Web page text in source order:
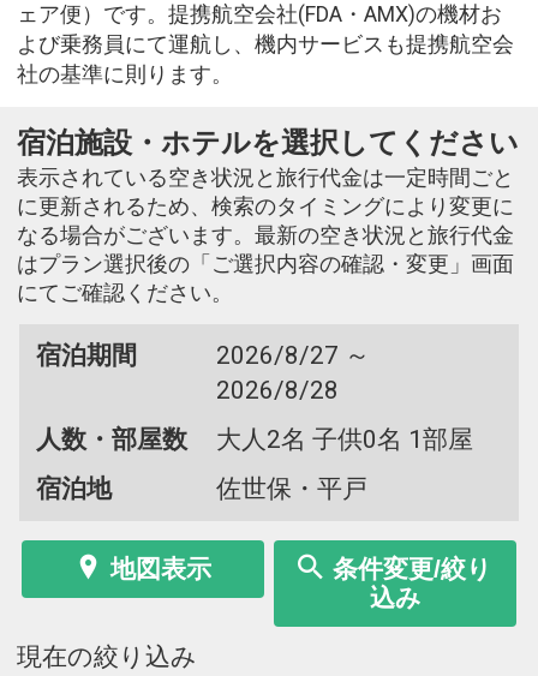
ェア便）です。提携航空会社(FDA・AMX)の機材お
よび乗務員にて運航し、機内サービスも提携航空会
社の基準に則ります。
宿泊施設・ホテルを選択してください
表示されている空き状況と旅行代金は一定時間ごと
に更新されるため、検索のタイミングにより変更に
なる場合がございます。最新の空き状況と旅行代金
はプラン選択後の「ご選択内容の確認・変更」画面
にてご確認ください。
宿泊期間
2026/8/27 ～
2026/8/28
人数・部屋数
大人2名 子供0名 1部屋
宿泊地
佐世保・平戸
地図表示
条件変更/絞り
込み
現在の絞り込み